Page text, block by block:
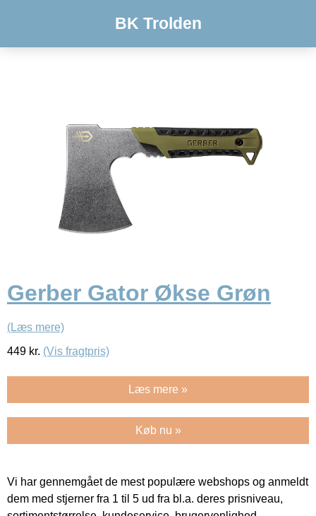
BK Trolden
Gerber Gator Økse Grøn
(Læs mere)
449 kr. (Vis fragtpris)
Læs mere »
Køb nu »
Vi har gennemgået de mest populære webshops og anmeldt
dem med stjerner fra 1 til 5 ud fra bl.a. deres prisniveau,